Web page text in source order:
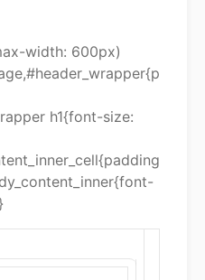
width: 600px)
h1{font-size: